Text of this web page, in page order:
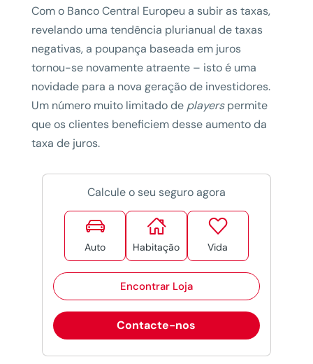
Com o Banco Central Europeu a subir as taxas,
revelando uma tendência plurianual de taxas
negativas, a poupança baseada em juros
tornou-se novamente atraente – isto é uma
novidade para a nova geração de investidores.
Um número muito limitado de playerspermite
que os clientes beneficiem desse aumento da
taxa de juros.
Calcule o seu seguro agora

Auto

Habitação

Vida
Encontrar Loja
Contacte-nos